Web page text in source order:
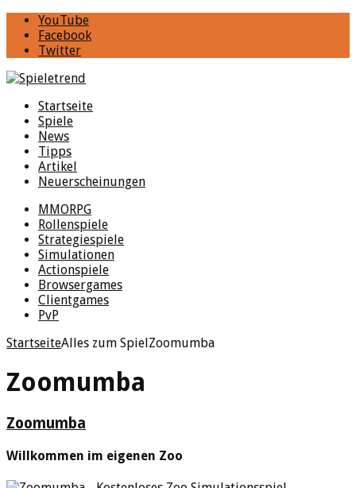
YouTube
Facebook
Twitter
Startseite
Spiele
News
Tipps
Artikel
Neuerscheinungen
MMORPG
Rollenspiele
Strategiespiele
Simulationen
Actionspiele
Browsergames
Clientgames
PvP
StartseiteAlles zum SpielZoomumba
Zoomumba
Zoomumba
Willkommen im eigenen Zoo